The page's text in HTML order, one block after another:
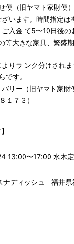
便 （旧ヤマト家財便
います。時間指定
入金 て5〜10日後の
等大きな家具、繁
りラ ンク分けされま
す。
リー （旧ヤマト家財
１７３）
13:00〜17:00 水木
ナディッシュ 福井